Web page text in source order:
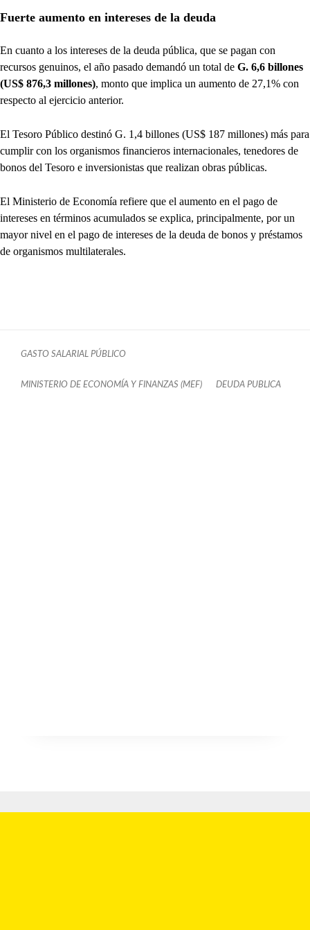
Fuerte aumento en intereses de la deuda
En cuanto a los intereses de la deuda pública, que se pagan con
recursos genuinos, el año pasado demandó un total de G. 6,6 billones
(US$ 876,3 millones), monto que implica un aumento de 27,1% con
respecto al ejercicio anterior.
El Tesoro Público destinó G. 1,4 billones (US$ 187 millones) más para
cumplir con los organismos financieros internacionales, tenedores de
bonos del Tesoro e inversionistas que realizan obras públicas.
El Ministerio de Economía refiere que el aumento en el pago de
intereses en términos acumulados se explica, principalmente, por un
mayor nivel en el pago de intereses de la deuda de bonos y préstamos
de organismos multilaterales.
GASTO SALARIAL PÚBLICO
MINISTERIO DE ECONOMÍA Y FINANZAS (MEF) DEUDA PUBLICA